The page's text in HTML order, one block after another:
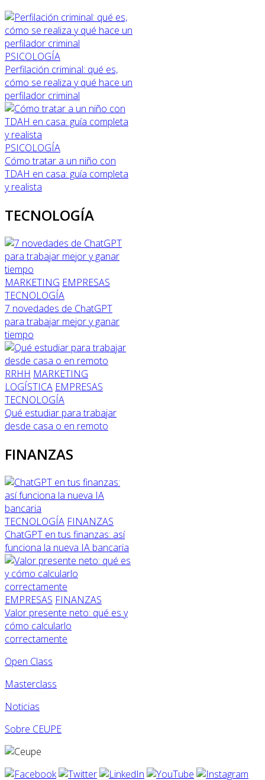
PSICOLOGÍA
Perfilación criminal: qué es,
cómo se realiza y qué hace un
perfilador criminal
PSICOLOGÍA
Cómo tratar a un niño con
TDAH en casa: guía completa
y realista
TECNOLOGÍA
MARKETING EMPRESAS
TECNOLOGÍA
7 novedades de ChatGPT
para trabajar mejor y ganar
tiempo
RRHH MARKETING
LOGÍSTICA EMPRESAS
TECNOLOGÍA
Qué estudiar para trabajar
desde casa o en remoto
FINANZAS
TECNOLOGÍA FINANZAS
ChatGPT en tus finanzas: así
funciona la nueva IA bancaria
EMPRESAS FINANZAS
Valor presente neto: qué es y
cómo calcularlo
correctamente
Open Class
Masterclass
Noticias
Sobre CEUPE